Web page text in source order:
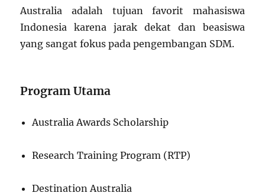
Australia adalah tujuan favorit mahasiswa
Indonesia karena jarak dekat dan beasiswa
yang sangat fokus pada pengembangan SDM.
Program Utama
Australia Awards Scholarship
Research Training Program (RTP)
Destination Australia